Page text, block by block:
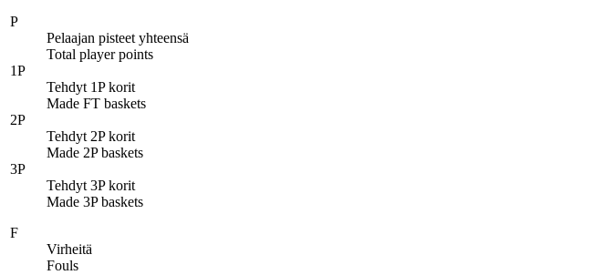
P
Pelaajan pisteet yhteensä
Total player points
1P
Tehdyt 1P korit
Made FT baskets
2P
Tehdyt 2P korit
Made 2P baskets
3P
Tehdyt 3P korit
Made 3P baskets
F
Virheitä
Fouls